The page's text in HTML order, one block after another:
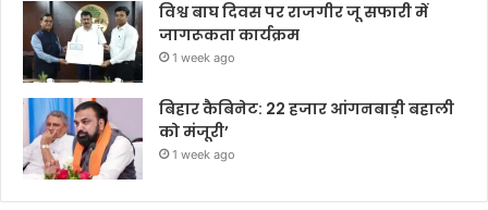
विश्व बाघ दिवस पर राजगीर जू सफारी में
जागरूकता कार्यक्रम
1 week ago
बिहार कैबिनेट: 22 हजार आंगनबाड़ी बहाली
को मंजूरी’
1 week ago